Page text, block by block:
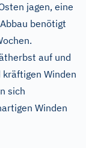
jagen, eine
benötigt
auf und
Winden
sich
Winden